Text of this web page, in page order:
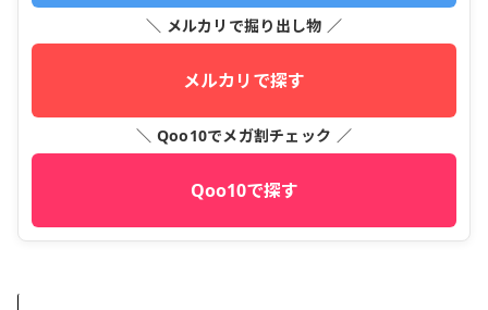
＼ メルカリで掘り出し物 ／
メルカリで探す
＼ Qoo10でメガ割チェック ／
Qoo10で探す